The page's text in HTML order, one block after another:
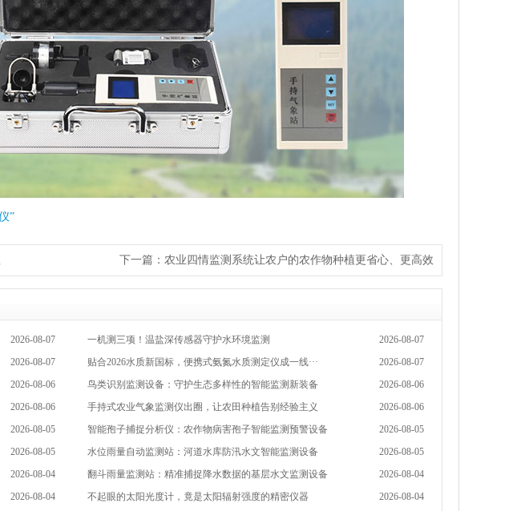
”
下一篇： 农业四情监测系统让农户的农作物种植更省心、更高效
2026-08-07 2026-08-07
一机测三项！温盐深传感器守护水环境监测
2026-08-07
2026-08-07
贴合2026水质新国标，便携式氨氮水质测定仪成一线···
2026-08-06
2026-08-06
鸟类识别监测设备：守护生态多样性的智能监测新装备
2026-08-06
2026-08-06
手持式农业气象监测仪出圈，让农田种植告别经验主义
2026-08-05
2026-08-05
智能孢子捕捉分析仪：农作物病害孢子智能监测预警设备
2026-08-05
2026-08-05
水位雨量自动监测站：河道水库防汛水文智能监测设备
2026-08-04
2026-08-04
翻斗雨量监测站：精准捕捉降水数据的基层水文监测设备
2026-08-04
2026-08-04
不起眼的太阳光度计，竟是太阳辐射强度的精密仪器